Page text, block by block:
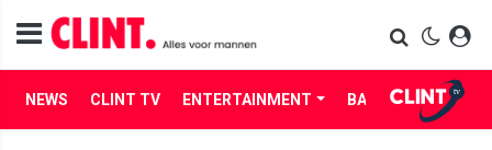
NEWS CLINT TV ENTERTAINMENT BABES LIFE